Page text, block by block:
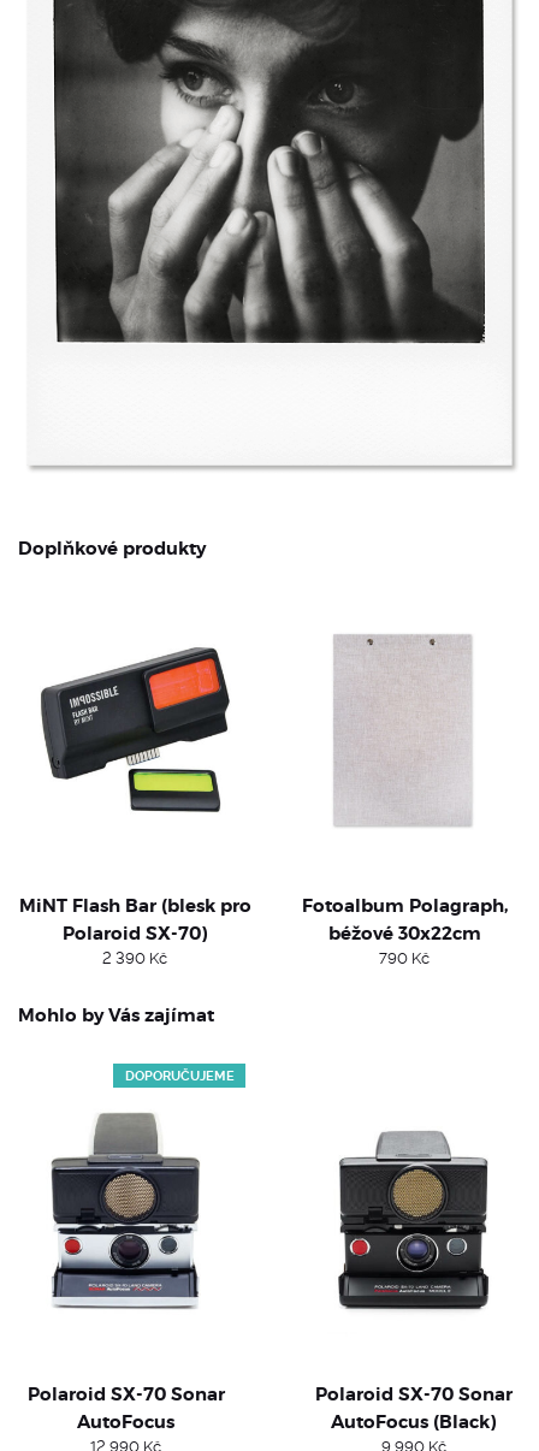
Doplňkové produkty
MiNT Flash Bar (blesk pro
Polaroid SX-70)
2 390 Kč
Fotoalbum Polagraph,
béžové 30x22cm
790 Kč
Mohlo by Vás zajímat
DOPORUČUJEME
Polaroid SX-70 Sonar
AutoFocus
12 990 Kč
Polaroid SX-70 Sonar
AutoFocus (Black)
9 990 Kč